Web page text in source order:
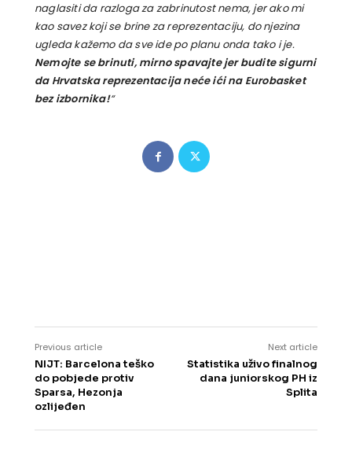
naglasiti da razloga za zabrinutost nema, jer ako mi
kao savez koji se brine za reprezentaciju, do njezina
ugleda kažemo da sve ide po planu onda tako i je.
Nemojte se brinuti, mirno spavajte jer budite sigurni
da Hrvatska reprezentacija neće ići na Eurobasket
bez izbornika!“
Previous article
NIJT: Barcelona teško
do pobjede protiv
Sparsa, Hezonja
ozlijeđen
Next article
Statistika uživo finalnog
dana juniorskog PH iz
Splita